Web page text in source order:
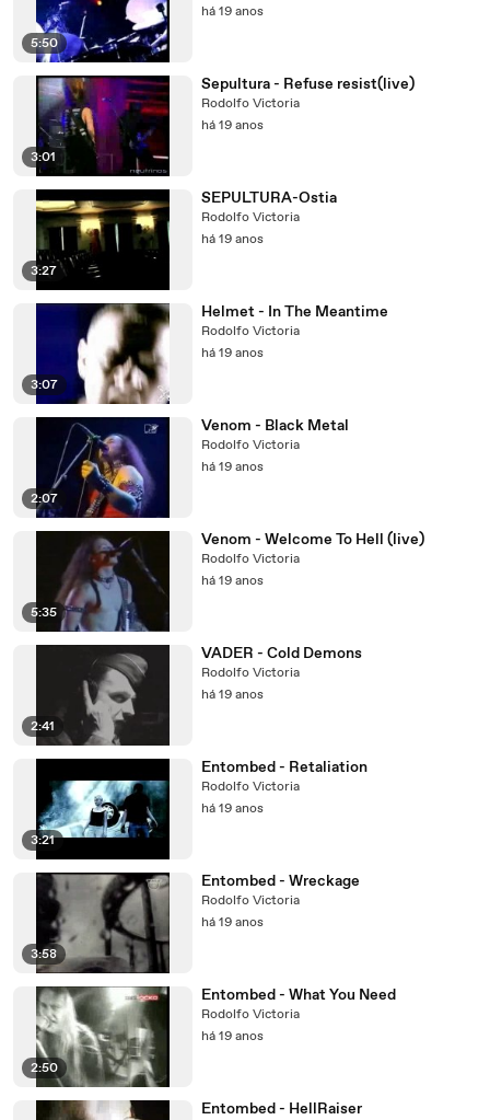
5:50
há 19 anos
3:01
Sepultura - Refuse resist(live)
Rodolfo Victoria
há 19 anos
3:27
SEPULTURA-Ostia
Rodolfo Victoria
há 19 anos
3:07
Helmet - In The Meantime
Rodolfo Victoria
há 19 anos
2:07
Venom - Black Metal
Rodolfo Victoria
há 19 anos
5:35
Venom - Welcome To Hell (live)
Rodolfo Victoria
há 19 anos
2:41
VADER - Cold Demons
Rodolfo Victoria
há 19 anos
3:21
Entombed - Retaliation
Rodolfo Victoria
há 19 anos
3:58
Entombed - Wreckage
Rodolfo Victoria
há 19 anos
2:50
Entombed - What You Need
Rodolfo Victoria
há 19 anos
Entombed - HellRaiser